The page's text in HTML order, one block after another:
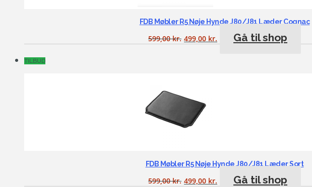
FDB Møbler R5 Nøje Hynde J80/J81 Læder Cognac
599,00kr. 499,00 kr. Gå til shop
TILBUD
FDB Møbler R5 Nøje Hynde J80/J81 Læder Sort
599,00kr. 499,00 kr. Gå til shop